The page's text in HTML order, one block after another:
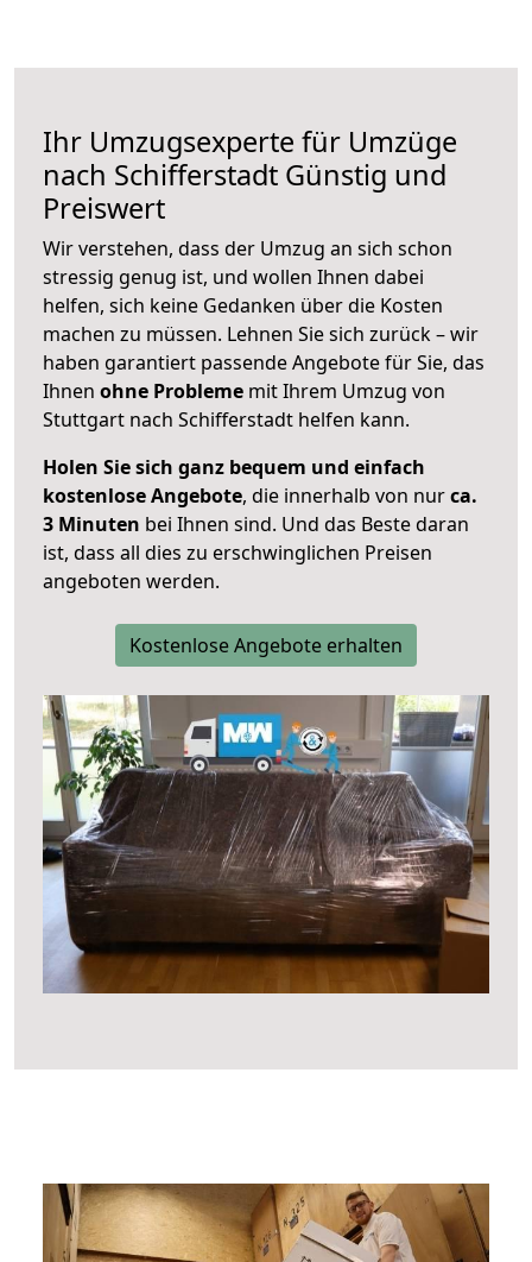
Ihr Umzugsexperte für Umzüge
nach Schifferstadt Günstig und
Preiswert
Wir verstehen, dass der Umzug an sich schon
stressig genug ist, und wollen Ihnen dabei
helfen, sich keine Gedanken über die Kosten
machen zu müssen. Lehnen Sie sich zurück – wir
haben garantiert passende Angebote für Sie, das
Ihnen ohne Probleme mit Ihrem Umzug von
Stuttgart nach Schifferstadt helfen kann.
Holen Sie sich ganz bequem und einfach
kostenlose Angebote, die innerhalb von nurca.
3 Minuten bei Ihnen sind. Und das Beste daran
ist, dass all dies zu erschwinglichen Preisen
angeboten werden.
Kostenlose Angebote erhalten